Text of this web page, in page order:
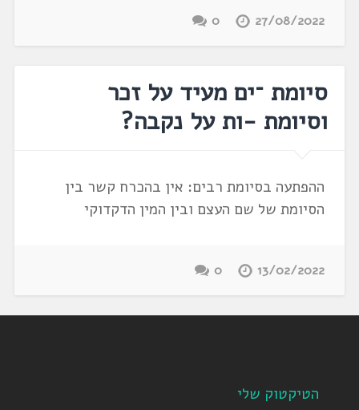
27/08/2022
0
סיומת ־ים מעיד על זכר
וסיומת -ות על נקבה?
ההפתעה בסיומת רבים: אין בהכרח קשר בין
הסיומת של שם העצם ובין המין הדקדוקי
13/02/2022
0
הטיקטוק שלי